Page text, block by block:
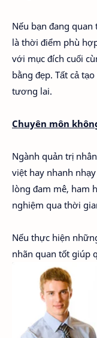
Nếu bạn đang
là thời điểm phù
với mục đích cuối
bằng đẹp. Tất cả
tương lai.
Chuyên môn
Ngành quản trị
việt hay nhanh
lòng đam mê, ham
nghiệm qua thời
Nếu thực hiện
nhãn quan tốt giúp